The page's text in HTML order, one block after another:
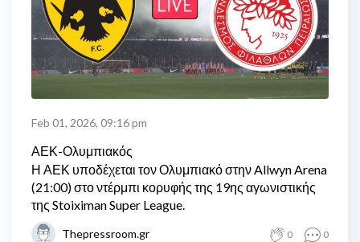
Feb 01, 2026, 09:16 pm
ΑΕΚ-Ολυμπιακός
Η ΑΕΚ υποδέχεται τον Ολυμπιακό στην Allwyn Arena
(21:00) στο ντέρμπι κορυφής της 19ης αγωνιστικής
της Stoiximan Super League.
Thepressroom.gr 0 0